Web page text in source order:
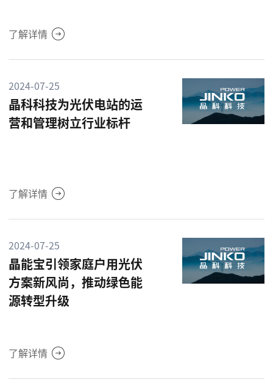
了解详情
2024-07-25
晶科科技为光伏电站的运
营和管理树立行业标杆
了解详情
2024-07-25
晶能宝引领家庭户用光伏
方案新风尚，推动绿色能
源转型升级
了解详情